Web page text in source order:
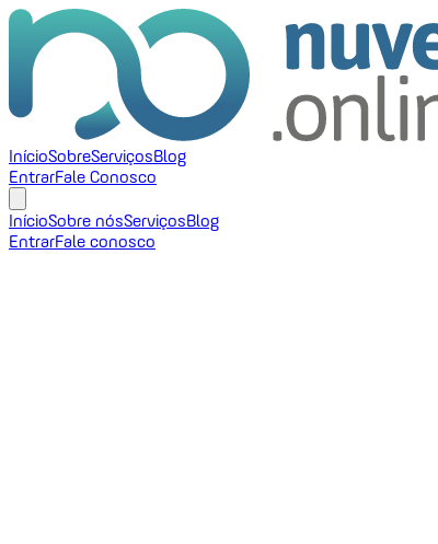
InícioSobreServiçosBlog
EntrarFale Conosco
InícioSobre nósServiçosBlog
EntrarFale conosco